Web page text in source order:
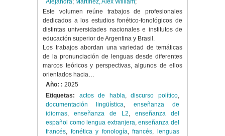
Alejandra; Martínez, Alex William;
Este volumen reúne trabajos de profesionales
dedicados a los estudios fonético-fonológicos de
distintas universidades nacionales e institutos de
educación superior de Argentina y Brasil.
Los trabajos abordan una variedad de temáticas
de la pronunciación de lenguas desde diferentes
marcos teóricos y perspectivas, algunos de ellos
orientados hacia…
Año: : 2025
Etiquetas:
actos de habla,discurso político,
documentación lingüística, enseñanza de
idiomas, enseñanza de L2, enseñanza del
español como lengua extranjera,enseñanza del
francés, fonética y fonología,francés,
lenguas